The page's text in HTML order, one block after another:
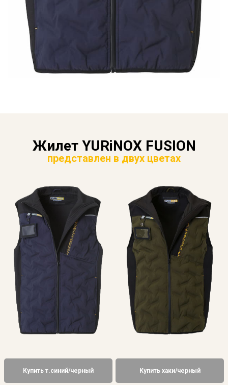
Жилет YURiNOX FUSION
представлен в двух цветах
Купить т.cиний/черный Купить хаки/черный